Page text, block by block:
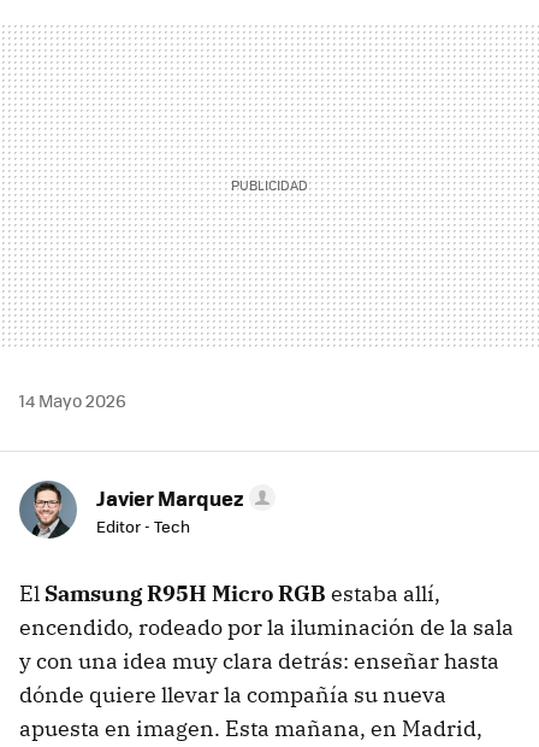
MAIL
14 Mayo 2026
Javier Marquez
Editor - Tech
El Samsung R95H Micro RGB estaba allí,
encendido, rodeado por la iluminación de la sala
y con una idea muy clara detrás: enseñar hasta
dónde quiere llevar la compañía su nueva
apuesta en imagen. Esta mañana, en Madrid,